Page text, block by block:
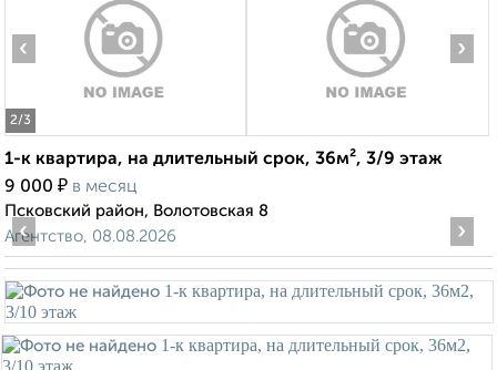
2/3
‹ ›
1-к квартира, на длительный срок, 36м², 3/9 этаж
9 000 ₽ в месяц
Псковский район, Волотовская 8
Агентство, 08.08.2026
‹ ›